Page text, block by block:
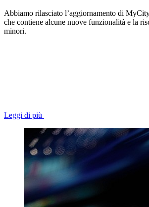
Abbiamo rilasciato l’aggiornamento di
che contiene alcune nuove funzionalità e la
minori.
Leggi di più